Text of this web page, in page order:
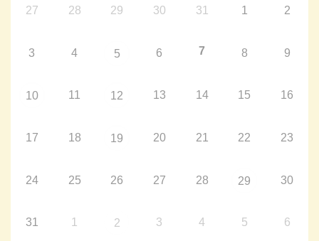
27 28 29 30 31 1 2
3 4 5 6 7 8 9
10 11 12 13 14 15 16
17 18 19 20 21 22 23
24 25 26 27 28 29 30
31 1 2 3 4 5 6